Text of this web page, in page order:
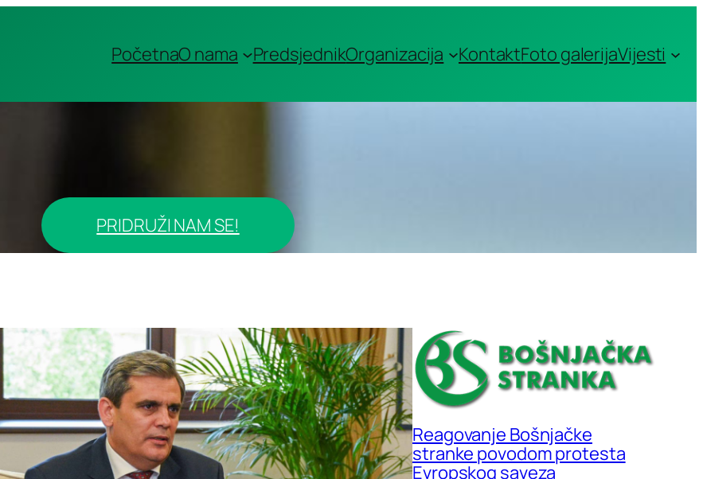
PočetnaO nama PredsjednikOrganizacija KontaktFoto galerijaVijesti
PRIDRUŽI NAM SE!
Reagovanje Bošnjačke
stranke povodom protesta
Evropskog saveza